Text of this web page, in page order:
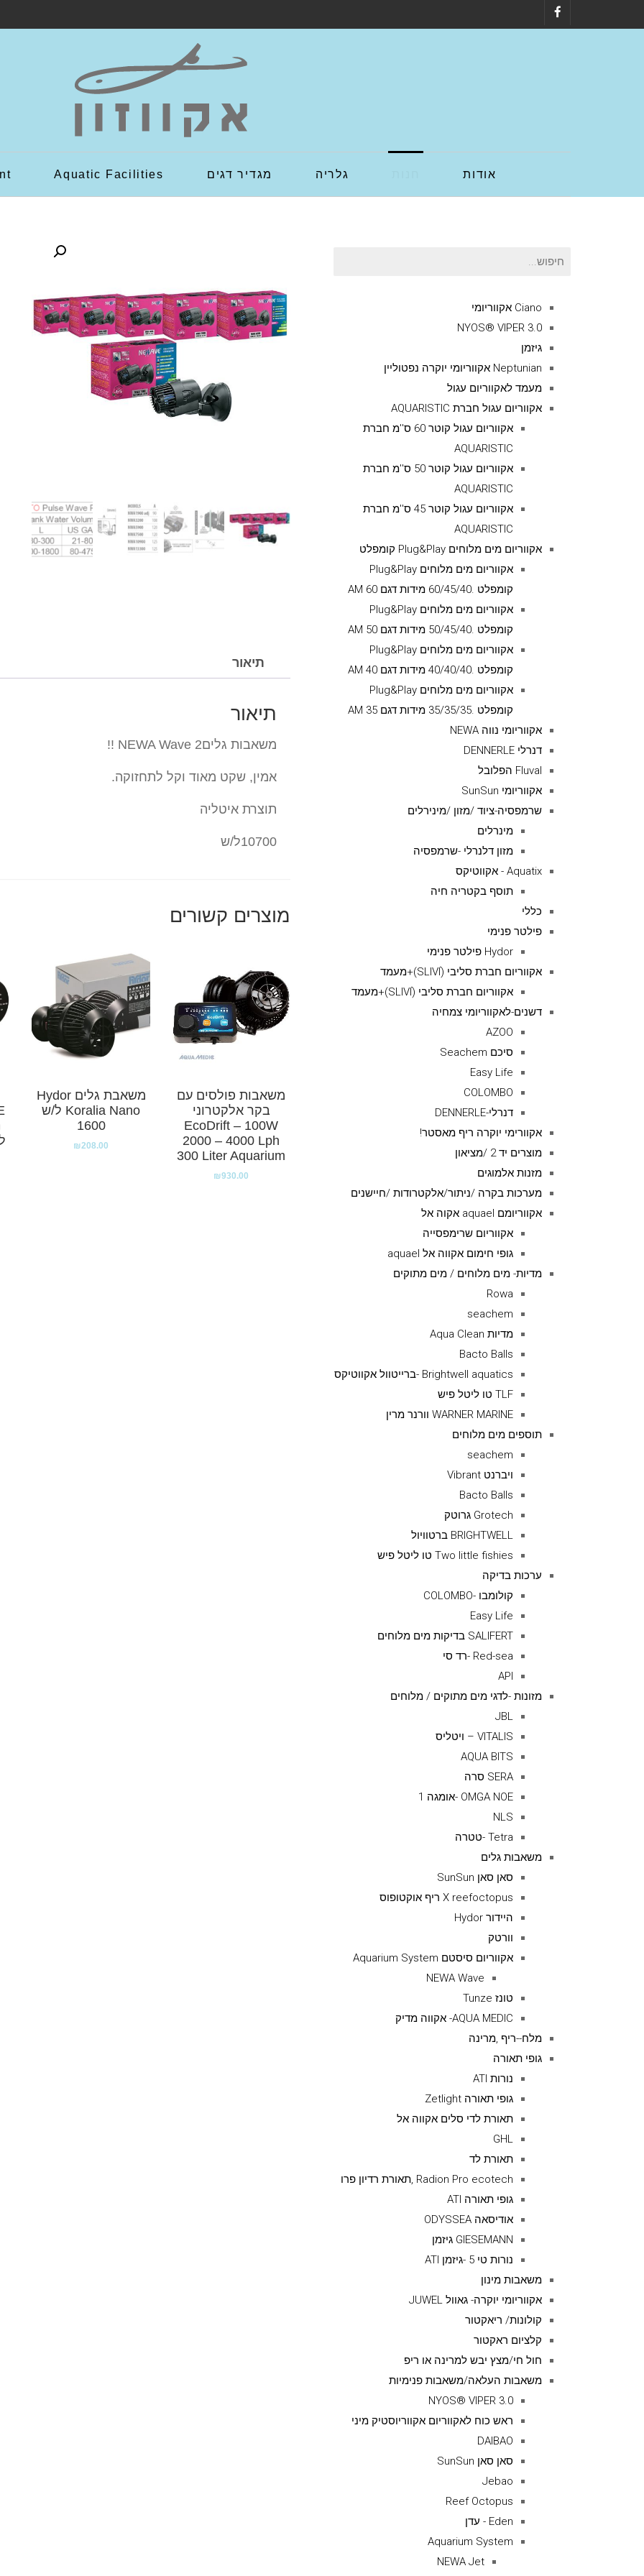
אודות גלריה מגדיר דגים Aquatic Facilities
תיאור
תיאור
משאבות גליםNEWA Wave 2 !!
אמין, שקט מאוד וקל לתחזוקה.
תוצרת איטליה
10700ל/ש
מוצרים קשורים
משאבות פולסים עם
בקר אלקטרוני
EcoDrift – 100W
2000 – 4000 Lph
300 Liter Aquarium
₪930.00
משאבת גלים Hydor
Koralia Nano ל/ש
1600
₪208.00
חיפוש
Ciano אקווריומי
NYOS® VIPER 3.0
גיזמן
Neptunian אקווריומי יוקרה נפטוליין
מעמד לאקווריום עגול
אקווריום עגול חברת AQUARISTIC
אקווריום עגול קוטר 60 ס''מ חברת
AQUARISTIC
אקווריום עגול קוטר 50 ס''מ חברת
AQUARISTIC
אקווריום עגול קוטר 45 ס''מ חברת
AQUARISTIC
אקווריום מים מלוחים Plug&Play קומפלט
אקווריום מים מלוחים Plug&Play
קומפלט .60/45/40 מידות דגם AM 60
אקווריום מים מלוחים Plug&Play
קומפלט .50/45/40 מידות דגם AM 50
אקווריום מים מלוחים Plug&Play
קומפלט .40/40/40 מידות דגם AM 40
אקווריום מים מלוחים Plug&Play
קומפלט .35/35/35 מידות דגם AM 35
אקווריומי נווה NEWA
דנרלי DENNERLE
Fluval הפלובל
אקווריומי SunSun
שרמפסיה-ציוד /מזון /מינירלים
מינרלים
מזון דלנרלי -שרמפסיה
Aquatix - אקווטיקס
תוסף בקטריה חיה
כללי
פילטר פנימי
Hydor פילטר פנימי
אקווריום חברת סליבי (SLIVIׂׂ)+מעמד
אקווריום חברת סליבי (SLIVIׂׂ)+מעמד
דשנים-לאקווריומי צמחיה
AZOO
סיכם Seachem
Easy Life
COLOMBO
דנרלי-DENNERLE
אקוורימי יוקרה ריף מאסטר!
מוצרים יד 2 /מציאון
מזנות אלמוגים
מערכות בקרה /ניתור/אלקטרודות /חיישנים
אקווריומם aquael אקוה אל
אקווריום שרימפסייה
גופי חימום אקווה אל aquael
מדיות- מים מלוחים / מים מתוקים
Rowa
seachem
מדיות Aqua Clean
Bacto Balls
Brightwell aquatics -ברייטוול אקווטיקס
TLF טו ליטל פיש
WARNER MARINE וורנר מרין
תוספים מים מלוחים
seachem
ויברנט Vibrant
Bacto Balls
Grotech גרוטק
BRIGHTWELL ברטוויול
Two little fishies טו ליטל פיש
ערכות בדיקה
קולומבו -COLOMBO
Easy Life
SALIFERT בדיקות מים מלוחים
Red-sea -רד סי
API
מזונות -לדגי מים מתוקים / מלוחים
JBL
VITALIS – ויטליס
AQUA BITS
SERA סרה
OMGA NOE -אומגה 1
NLS
Tetra -טטרה
משאבות גלים
סאן סאן SunSun
X reefoctopus ריף אוקטופוס
היידור Hydor
וורטק
אקווריום סיסטם Aquarium System
NEWA Wave
טונז Tunze
AQUA MEDIC- אקווה מדיק
מלח--ריף ,מרינה
גופי תאורה
נורות ATI
גופי תאורה Zetlight
תאורת לדי סלים אקווה אל
GHL
תאורת לד
Radion Pro ecotech ,תאורת רדיון פרו
גופי תאורה ATI
אודיסאה ODYSSEA
GIESEMANN גיזמן
נורות טי 5 -גיזמן ATI
משאבות מינון
אקווריומי יוקרה- גאוול JUWEL
קולונות/ ריאקטור
קלציום ראקטור
חול חי/מצץ יבש למרינה או ריפ
משאבות העלאה/משאבות פנימיות
NYOS® VIPER 3.0
ראש כוח לאקווריום אקווריוסטיק מיני
DAIBAO
סאן סאן SunSun
Jebao
Reef Octopus
Eden - עדן
Aquarium System
NEWA Jet